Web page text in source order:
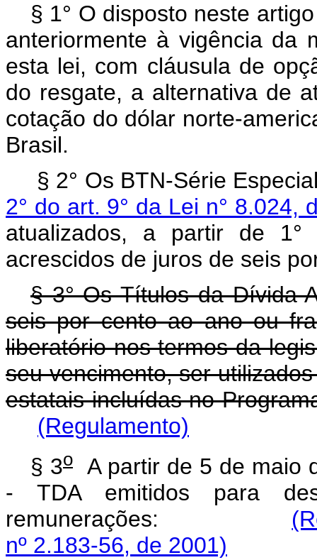
§ 1° O disposto neste
anteriormente à vigência da
esta lei, com cláusula de
do resgate, a alternativa de
cotação do dólar norte-
Brasil.
§ 2° Os BTN-Série
2° do art. 9° da Lei n° 8.024,
atualizados, a partir de
acrescidos de juros de seis
§ 3° Os Títulos da Dívida
seis por cento ao ano ou
liberatório nos termos da
seu vencimento, ser
estatais incluídas no
(Regulamento)
§ 3o A partir de 5 de maio
- TDA emitidos para
remunerações:
nº 2.183-56, de 2001)